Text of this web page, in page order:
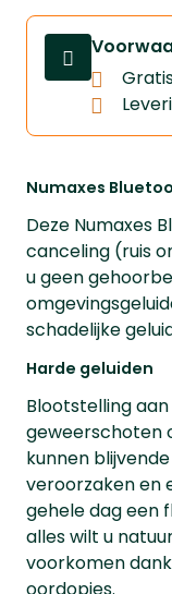
Numaxes
Deze Numaxes
canceling (ruis
u geen
schadelijke
Harde geluiden
Blootstelling
geweerschoten
kunnen
veroorzaken en
gehele dag een
alles wilt u
voorkomen